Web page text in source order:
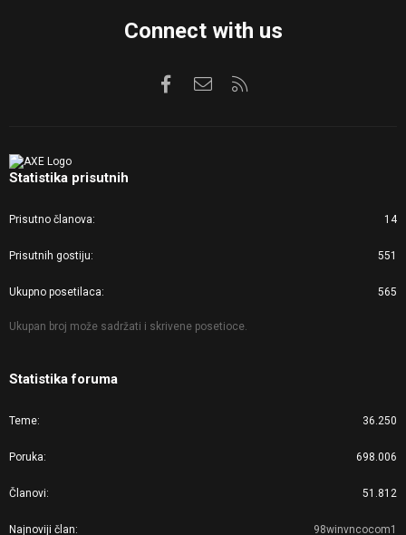
Connect with us
FacebookKontaktirajte nas
Statistika prisutnih
Prisutno članova 14
Prisutnih gostiju 551
Ukupno posetilaca 565
Ukupan broj može sadržati i skrivene posetioce.
Statistika foruma
Teme 36.250
Poruka 698.006
Članovi 51.812
Najnoviji član 98winvncocom1